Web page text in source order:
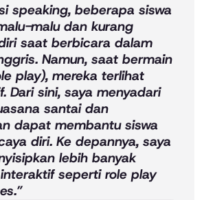
speaking, beberapa siswa
malu dan kurang
saat berbicara dalam
Namun, saat bermain
play), mereka terlihat
Dari sini, saya menyadari
santai dan
dapat membantu siswa
diri. Ke depannya, saya
lebih banyak
seperti role play